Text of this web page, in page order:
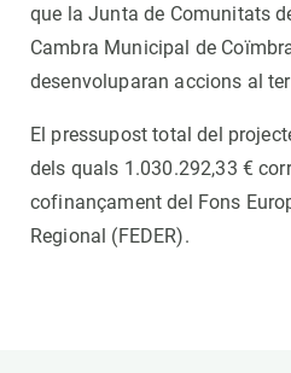
que la Junta de Comunitats
Cambra Municipal de
desenvoluparan accions al
El pressupost total del
dels quals 1.030.292,33 €
cofinançament del Fons
Regional (FEDER).